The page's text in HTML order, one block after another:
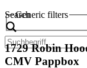
Search
Generic filters
1729 Robin
CMV Pappbox